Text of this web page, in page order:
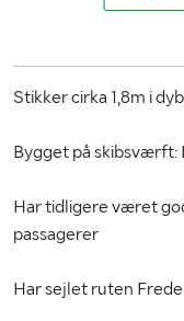
Stikker cirka 1,8m i
Bygget på skibsværft:
Har tidligere været
passagerer
Har sejlet ruten